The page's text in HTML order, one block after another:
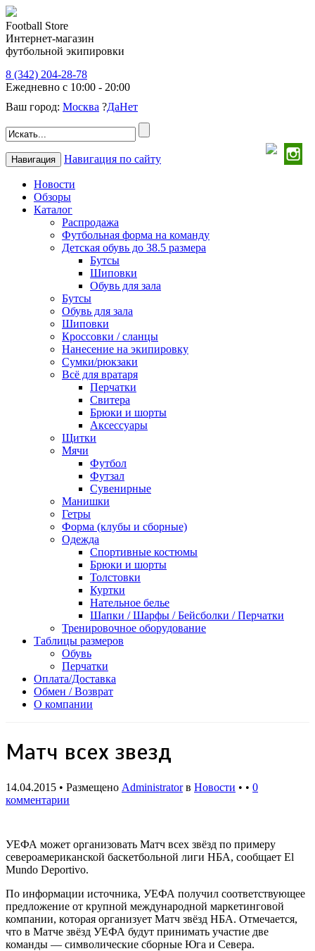
Football Store
Интернет-магазин
футбольной экипировки
8 (342) 204-28-78
Ежедневно с 10:00 - 20:00
Ваш город: Москва ?ДаНет
Навигация Навигация по сайту
Новости
Обзоры
Каталог
Распродажа
Футбольная форма на команду
Детская обувь до 38.5 размера
Бутсы
Шиповки
Обувь для зала
Бутсы
Обувь для зала
Шиповки
Кроссовки / сланцы
Нанесение на экипировку
Сумки/рюкзаки
Всё для вратаря
Перчатки
Cвитера
Брюки и шорты
Аксессуары
Щитки
Мячи
Футбол
Футзал
Сувенирные
Манишки
Гетры
Форма (клубы и сборные)
Одежда
Спортивные костюмы
Брюки и шорты
Толстовки
Куртки
Нательное белье
Шапки / Шарфы / Бейсболки / Перчатки
Тренировочное оборудование
Таблицы размеров
Обувь
Перчатки
Оплата/Доставка
Обмен / Возврат
О компании
Матч всех звезд
14.04.2015 • Размещено Administratorв Новости • • 0
комментарии
УЕФА может организовать Матч всех звёзд по примеру
североамериканской баскетбольной лиги НБА, сообщает El
Mundo Deportivo.
По информации источника, УЕФА получил соответствующее
предложение от крупной международной маркетинговой
компании, которая организует Матч звёзд НБА. Отмечается,
что в Матче звёзд УЕФА будут принимать участие две
команды — символические сборные Юга и Севера.